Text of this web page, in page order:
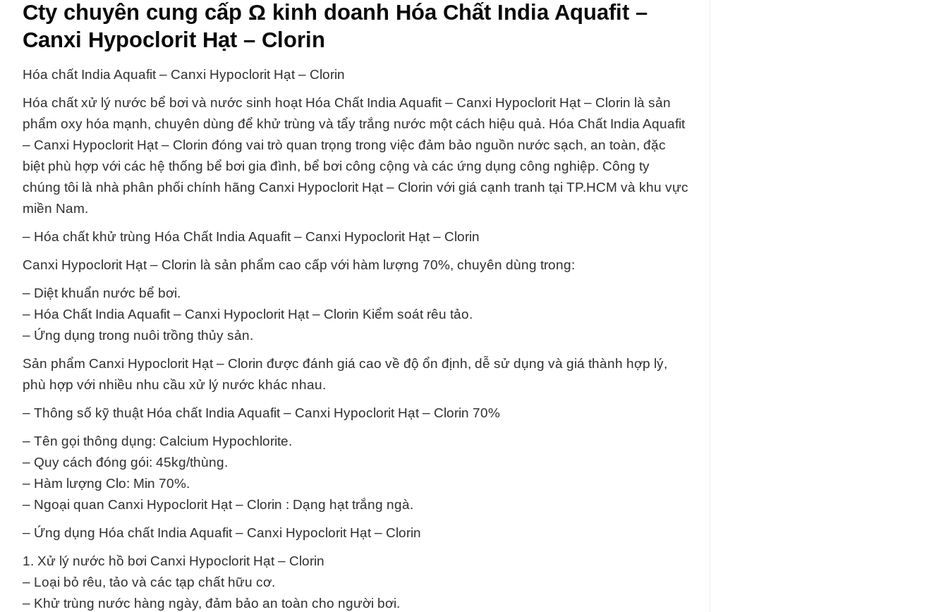
Cty chuyên cung cấp Ω kinh doanh Hóa Chất India Aquafit –
Canxi Hypoclorit Hạt – Clorin
Hóa chất India Aquafit – Canxi Hypoclorit Hạt – Clorin
Hóa chất xử lý nước bể bơi và nước sinh hoạt Hóa Chất India Aquafit – Canxi Hypoclorit Hạt – Clorin là sản
phẩm oxy hóa mạnh, chuyên dùng để khử trùng và tẩy trắng nước một cách hiệu quả. Hóa Chất India Aquafit
– Canxi Hypoclorit Hạt – Clorin đóng vai trò quan trọng trong việc đảm bảo nguồn nước sạch, an toàn, đặc
biệt phù hợp với các hệ thống bể bơi gia đình, bể bơi công cộng và các ứng dụng công nghiệp. Công ty
chúng tôi là nhà phân phối chính hãng Canxi Hypoclorit Hạt – Clorin với giá cạnh tranh tại TP.HCM và khu vực
miền Nam.
– Hóa chất khử trùng Hóa Chất India Aquafit – Canxi Hypoclorit Hạt – Clorin
Canxi Hypoclorit Hạt – Clorin là sản phẩm cao cấp với hàm lượng 70%, chuyên dùng trong:
– Diệt khuẩn nước bể bơi.
– Hóa Chất India Aquafit – Canxi Hypoclorit Hạt – Clorin Kiểm soát rêu tảo.
– Ứng dụng trong nuôi trồng thủy sản.
Sản phẩm Canxi Hypoclorit Hạt – Clorin được đánh giá cao về độ ổn định, dễ sử dụng và giá thành hợp lý,
phù hợp với nhiều nhu cầu xử lý nước khác nhau.
– Thông số kỹ thuật Hóa chất India Aquafit – Canxi Hypoclorit Hạt – Clorin 70%
– Tên gọi thông dụng: Calcium Hypochlorite.
– Quy cách đóng gói: 45kg/thùng.
– Hàm lượng Clo: Min 70%.
– Ngoại quan Canxi Hypoclorit Hạt – Clorin : Dạng hạt trắng ngà.
– Ứng dụng Hóa chất India Aquafit – Canxi Hypoclorit Hạt – Clorin
1. Xử lý nước hồ bơi Canxi Hypoclorit Hạt – Clorin
– Loại bỏ rêu, tảo và các tạp chất hữu cơ.
– Khử trùng nước hàng ngày, đảm bảo an toàn cho người bơi.